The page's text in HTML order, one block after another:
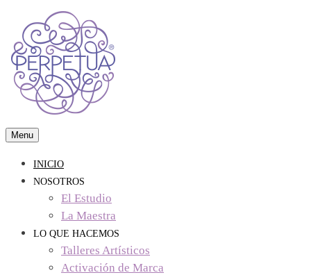
content
Perpetua Studio
visual arts & crafts studio
Menu
INICIO
NOSOTROS
El Estudio
La Maestra
LO QUE HACEMOS
Talleres Artísticos
Activación de Marca